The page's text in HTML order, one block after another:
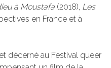
à Moustafa (2018), Les
en France et à
au Festival queer